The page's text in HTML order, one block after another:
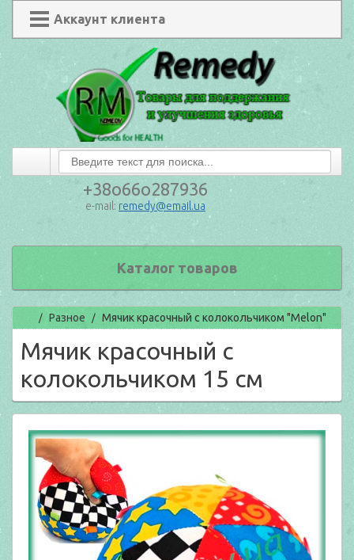
Аккаунт клиента
+38o66o287936
e-mail: remedy@email.ua
Каталог товаров
Главная
/ Разное / Мячик красочный с колокольчиком "Melon"
Мячик красочный с
колокольчиком 15 см